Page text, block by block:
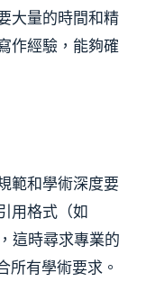
大量的時間和精
作經驗，能夠確
範和學術深度要
用格式（如
這時尋求專業的
所有學術要求。